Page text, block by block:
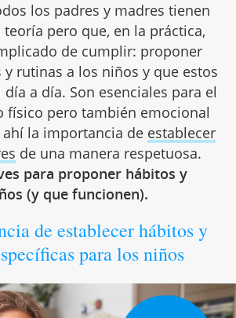
los padres y madres tienen
pero que, en la práctica,
de cumplir: proponer
rutinas a los niños y que estos
a día. Son esenciales para el
físico pero también emocional
la importancia de establecer
de una manera respetuosa.
para proponer hábitos y
(y que funcionen).
de establecer hábitos y
para los niños